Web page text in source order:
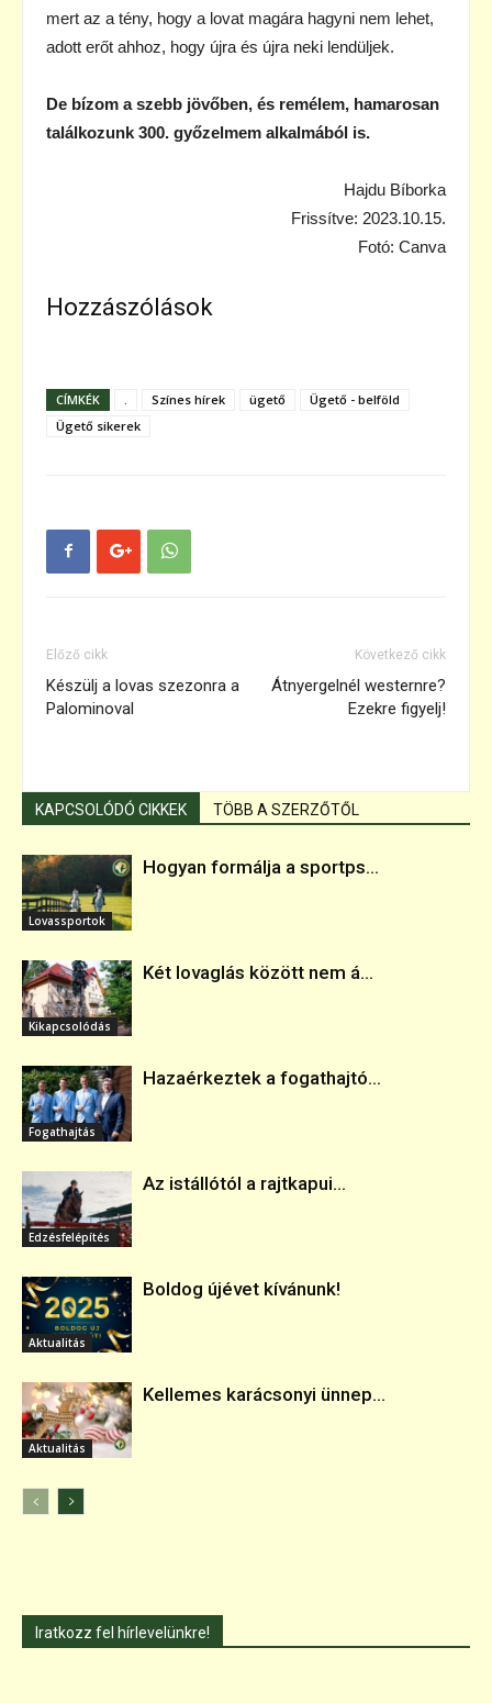
mert az a tény, hogy a lovat magára hagyni nem lehet,
adott erőt ahhoz, hogy újra és újra neki lendüljek.
De bízom a szebb jövőben, és remélem, hamarosan
találkozunk 300. győzelmem alkalmából is.
Hajdu Bíborka
Frissítve: 2023.10.15.
Fotó: Canva
Hozzászólások
CÍMKÉK Színes hírek ügető
Ügető - belföld
Ügető sikerek
Előző cikk
Készülj a lovas szezonra a
Palominoval
Következő cikk
Átnyergelnél westernre?
Ezekre figyelj!
KAPCSOLÓDÓ CIKKEK TÖBB A SZERZŐTŐL
Lovassportok
Hogyan formálja a sportps...
Kikapcsolódás
Két lovaglás között nem á...
Fogathajtás
Hazaérkeztek a fogathajtó...
Edzésfelépítés
Az istállótól a rajtkapui...
Aktualitás
Boldog újévet kívánunk!
Aktualitás
Kellemes karácsonyi ünnep...
Iratkozz fel hírlevelünkre!